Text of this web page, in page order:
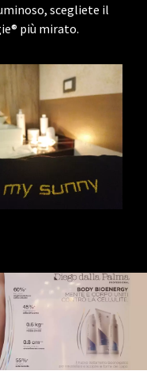
scegliete il
più mirato.